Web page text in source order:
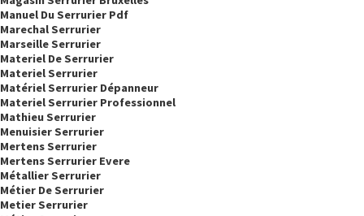
Manuel Du Serrurier Pdf
Marechal Serrurier
Marseille Serrurier
Materiel De Serrurier
Materiel Serrurier
Matériel Serrurier Dépanneur
Materiel Serrurier Professionnel
Mathieu Serrurier
Menuisier Serrurier
Mertens Serrurier
Mertens Serrurier Evere
Métallier Serrurier
Métier De Serrurier
Metier Serrurier